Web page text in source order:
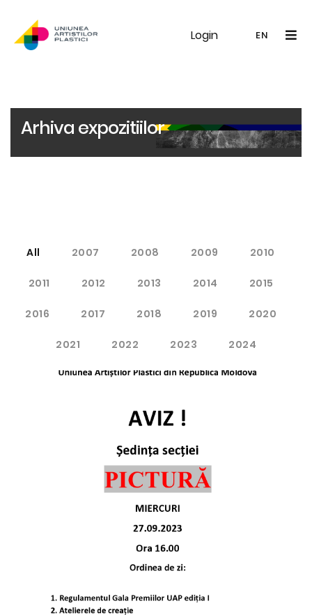
Login EN
UAP Galerie Noutăți
Arhiva expozitiilor
All 2007 2008 2009 2010
2011 2012 2013 2014 2015
2016 2017 2018 2019 2020
2021 2022 2023 2024